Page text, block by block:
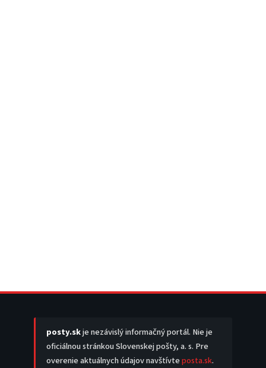
posty.skje nezávislý informačný portál. Nie je
oficiálnou stránkou Slovenskej pošty, a. s. Pre
overenie aktuálnych údajov navštívteposta.sk.